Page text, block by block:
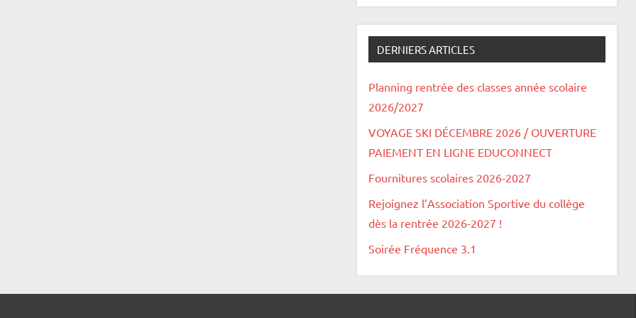
DERNIERS ARTICLES
Planning rentrée des classes année scolaire
2026/2027
VOYAGE SKI DÉCEMBRE 2026 / OUVERTURE
PAIEMENT EN LIGNE EDUCONNECT
Fournitures scolaires 2026-2027
Rejoignez l’Association Sportive du collège
dès la rentrée 2026-2027 !
Soirée Fréquence 3.1